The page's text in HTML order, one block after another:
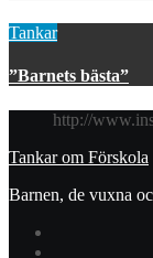
Tankar
”Barnets bästa”
http://
Tankar om Förskola
Barnen, de vuxna